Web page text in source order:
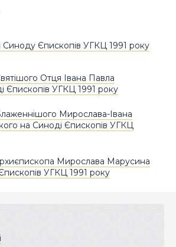
Синоду Єпископів УГКЦ 1991 року
Отця Івана Павла
Єпископів УГКЦ 1991 року
Мирослава-Івана
на Синоді Єпископів УГКЦ
Мирослава Марусина
УГКЦ 1991 року